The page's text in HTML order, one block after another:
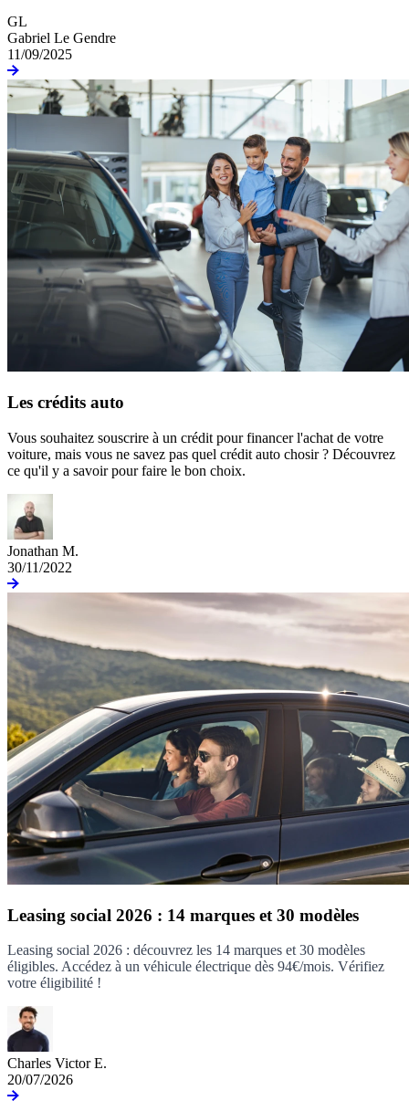
GL
Gabriel Le Gendre
11/09/2025
Les crédits auto
Vous souhaitez souscrire à un crédit pour financer l'achat de votre
voiture, mais vous ne savez pas quel crédit auto chosir ? Découvrez
ce qu'il y a savoir pour faire le bon choix.
Jonathan M.
30/11/2022
Leasing social 2026 : 14 marques et 30 modèles
Leasing social 2026 : découvrez les 14 marques et 30 modèles
éligibles. Accédez à un véhicule électrique dès 94€/mois. Vérifiez
votre éligibilité !
Charles Victor E.
20/07/2026